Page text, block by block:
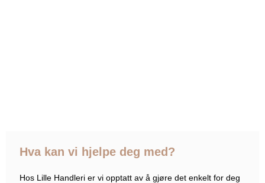
Hva kan vi hjelpe deg med?
Hos Lille Handleri er vi opptatt av å gjøre det enkelt for deg